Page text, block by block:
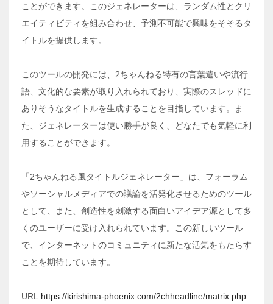
ことができます。このジェネレーターは、ランダム性とクリ
エイティビティを組み合わせ、予測不可能で興味をそそるタ
イトルを提供します。
このツールの開発には、2ちゃんねる特有の言葉遣いや流行
語、文化的な要素が取り入れられており、実際のスレッドに
ありそうなタイトルを生成することを目指しています。ま
た、ジェネレーターは使い勝手が良く、どなたでも気軽に利
用することができます。
「2ちゃんねる風タイトルジェネレーター」は、フォーラム
やソーシャルメディアでの議論を活発化させるためのツール
として、また、創造性を刺激する面白いアイデア源として多
くのユーザーに受け入れられています。この新しいツール
で、インターネットのコミュニティに新たな活気をもたらす
ことを期待しています。
URL:https://kirishima-phoenix.com/2chheadline/matrix.php